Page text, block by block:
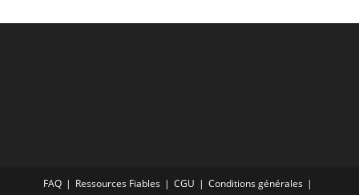
FAQ Ressources Fiables CGU
Conditions générales